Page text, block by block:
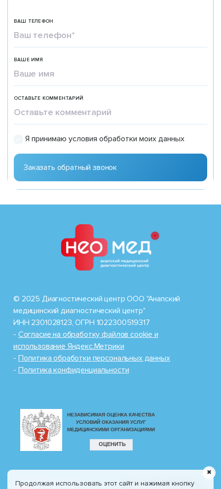
ВАШ ТЕЛЕФОН
ВАШЕ ИМЯ
ОСТАВЬТЕ КОММЕНТАРИЙ
Я принимаю условия обработки моих данных
© 2025 Диагностический центр ООО "Анапский
медицинский диагностический центр"
ИНН 2301028123, ОГРН 1022300519317
- Cогласие на обработку файлов cookie и
использование Яндекс.Метрики
- Политика обработки персональных данных
- Политика конфиденциальности
Разработка сайта
Продолжая использовать этот сайт и нажимая кнопку
✖